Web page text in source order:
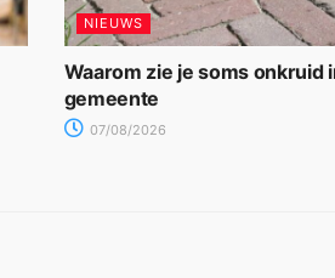
NIEUWS
Waarom zie je soms onkruid
gemeente
07/08/2026